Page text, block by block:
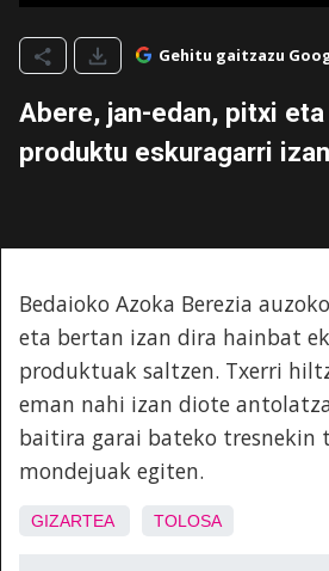
Gehitu gaitzazu
Abere, jan-edan, pitxi
produktu eskuragarri
Bedaioko Azoka Berezia
eta bertan izan dira hainbat
produktuak saltzen. Txerri
eman nahi izan diote
baitira garai bateko tresnekin
mondejuak egiten.
GIZARTEA TOLOSA